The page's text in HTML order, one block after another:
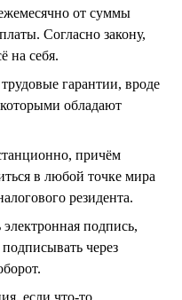
от суммы
Согласно закону,
на себя.
гарантии, вроде
обладают
причём
в любой точке мира
резидента.
электронная подпись,
через
если что-то